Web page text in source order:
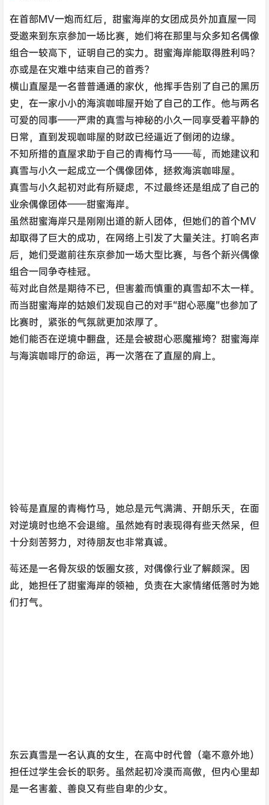
在首部MV一炮而红后，甜蜜海岸的女团成员外加直屋一同
受邀来到东京参加一场比赛，她们将在那里与众多知名偶像
组合一较高下，证明自己的实力。甜蜜海岸能取得胜利吗?
亦或是在灾难中结束自己的首秀?
横山直屋是一名普普通通的家伙，他挥手告别了自己的黑历
史，在一家小小的海滨咖啡屋开始了自己的工作。他与两名
可爱的同事——严肃的真雪与神秘的小久一同享受着平静的
日常，直到发现咖啡屋的财政已经逼近了倒闭的边缘。
不知所措的直屋求助于自己的青梅竹马——莓，而她建议和
真雪与小久一起成立一个偶像团体，拯救海滨咖啡屋。
真雪与小久起初对此有所疑虑，不过最终还是组成了自己的
业余偶像团体——甜蜜海岸。
虽然甜蜜海岸只是刚刚出道的新人团体，但她们的首个MV
却取得了巨大的成功，在网络上引发了大量关注。打响名声
后，她们受邀前往东京参加一场大型比赛，与各个新兴偶像
组合一同争夺桂冠。
莓对此自然是期待不已，但害羞而慎重的真雪却不太一样。
而当甜蜜海岸的姑娘们发现自己的对手“甜心恶魔”也参加了
比赛时，紧张的气氛就更加浓厚了。
她们能否在逆境中翻盘，还是会被甜心恶魔摧垮？甜蜜海岸
与海滨咖啡厅的命运，再一次落在了直屋的肩上。
铃莓是直屋的青梅竹马，她总是元气满满、开朗乐天，在面
对逆境时也绝不会退缩。虽然她有时表现得有些天然呆，但
十分刻苦努力，对待朋友也非常真诚。
莓还是一名骨灰级的饭圈女孩，对偶像行业了解颇深。因
此，她担任了甜蜜海岸的领袖，负责在大家情绪低落时为她
们打气。
东云真雪是一名认真的女生，在高中时代曾（毫不意外地）
担任过学生会长的职务。虽然起初冷漠而高傲，但内心里却
是一名害羞、善良又有些自卑的少女。